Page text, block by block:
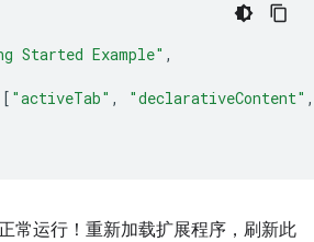
Started Example" ,
[ "activeTab" , "declarativeContent" ,
常运行！重新加载扩展程序，刷新此